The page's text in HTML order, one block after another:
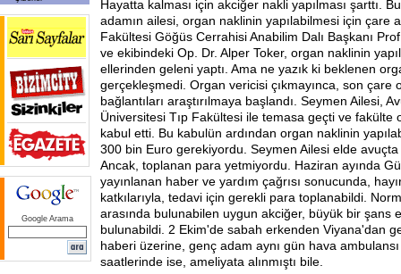
Google Arama
Hayatta kalması için akciğer nakli yapılması şarttı.
adamın ailesi, organ naklinin yapılabilmesi için çare
Fakültesi Göğüs Cerrahisi Anabilim Dalı Başkanı
ve ekibindeki Op. Dr. Alper Toker, organ naklinin
ellerinden geleni yaptı. Ama ne yazık ki beklenen
gerçekleşmedi. Organ vericisi çıkmayınca, son çare
bağlantıları araştırılmaya başlandı. Seymen Ailesi,
Üniversitesi Tıp Fakültesi ile temasa geçti ve fakülte
kabul etti. Bu kabulün ardından organ naklinin
300 bin Euro gerekiyordu. Seymen Ailesi elde
Ancak, toplanan para yetmiyordu. Haziran ayında
yayınlanan haber ve yardım çağrısı sonucunda,
katkılarıyla, tedavi için gerekli para toplanabildi.
arasında bulunabilen uygun akciğer, büyük bir şans
bulunabildi. 2 Ekim'de sabah erkenden Viyana'dan
haberi üzerine, genç adam aynı gün hava
saatlerinde ise, ameliyata alınmıştı bile.